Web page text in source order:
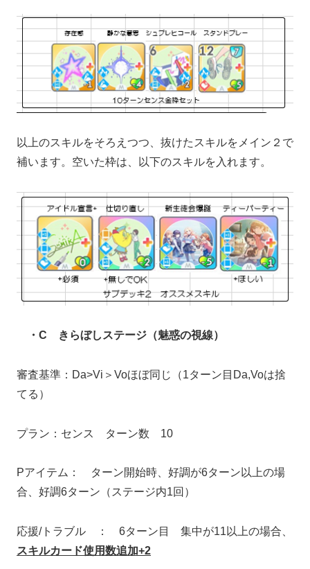
以上のスキルをそろえつつ、抜けたスキルをメイン２で
補います。空いた枠は、以下のスキルを入れます。
・C きらぼしステージ（魅惑の視線）
審査基準：Da>Vi＞Voほぼ同じ（1ターン目Da,Voは捨
てる）
プラン：センス ターン数 10
Pアイテム： ターン開始時、好調が6ターン以上の場
合、好調6ターン（ステージ内1回）
応援/トラブル ： 6ターン目 集中が11以上の場合、
スキルカード使用数追加+2